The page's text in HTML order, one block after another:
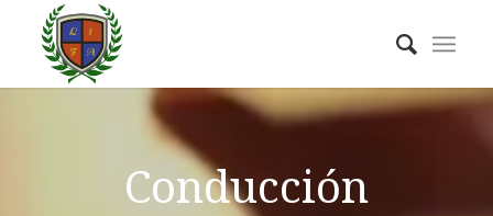
Conducción